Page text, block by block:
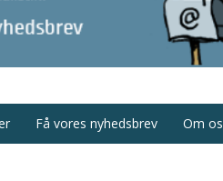
Få vores nyhedsbrev Om os